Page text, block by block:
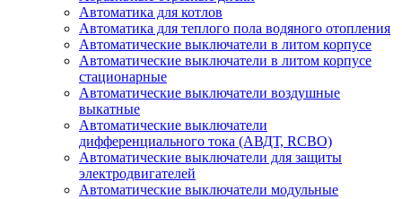
Автоматика для котлов
Автоматика для теплого пола водяного отопления
Автоматические выключатели в литом корпусе
Автоматические выключатели в литом корпусе
стационарные
Автоматические выключатели воздушные
выкатные
Автоматические выключатели
дифференциального тока (АВДТ, RCBO)
Автоматические выключатели для защиты
электродвигателей
Автоматические выключатели модульные